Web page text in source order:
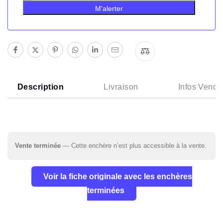
M'alerter
Description Livraison Infos
Vente terminée — Cette enchère n’est plus accessible à la vente.
Voir la fiche originale avec les enchères
terminées